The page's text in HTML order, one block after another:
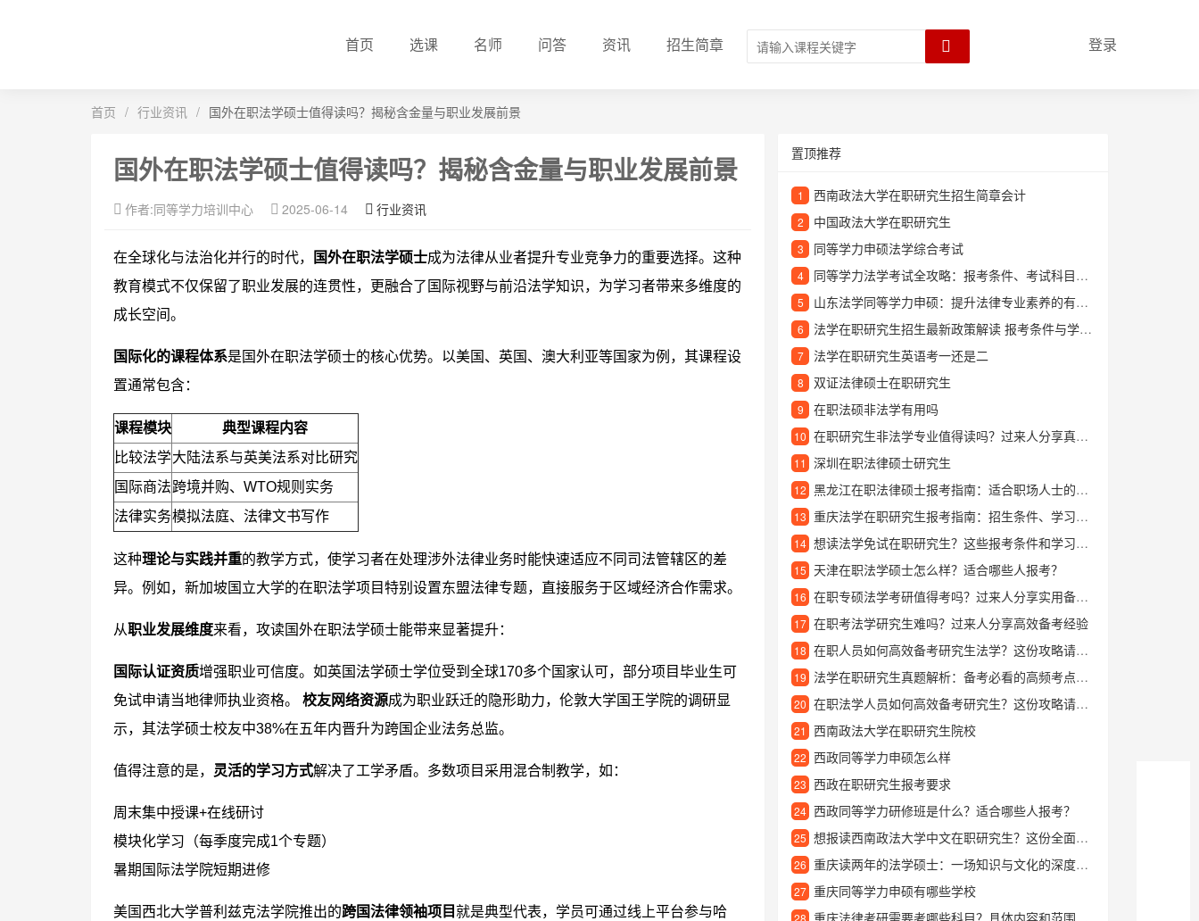
首页 选课 名师 问答 资讯 招生简章 登录
首页 / 行业资讯 / 国外在职法学硕士值得读吗？揭秘含金量与职业发展前景
国外在职法学硕士值得读吗？揭秘含金量与职业发展前景
作者:同等学力培训中心 2025-06-14 行业资讯
在全球化与法治化并行的时代， 国外在职法学硕士成为法律从业者提升专业竞争力的重要选择。这种
教育模式不仅保留了职业发展的连贯性，更融合了国际视野与前沿法学知识，为学习者带来多维度的
成长空间。
国际化的课程体系是国外在职法学硕士的核心优势。以美国、英国、澳大利亚等国家为例，其课程设
置通常包含：
课程模块
典型课程内容
比较法学大陆法系与英美法系对比研究
国际商法跨境并购、WTO规则实务
法律实务模拟法庭、法律文书写作
这种理论与实践并重的教学方式，使学习者在处理涉外法律业务时能快速适应不同司法管辖区的差
异。例如，新加坡国立大学的在职法学项目特别设置东盟法律专题，直接服务于区域经济合作需求。
从职业发展维度来看，攻读国外在职法学硕士能带来显著提升：
国际认证资质增强职业可信度。如英国法学硕士学位受到全球170多个国家认可，部分项目毕业生可
免试申请当地律师执业资格。 校友网络资源成为职业跃迁的隐形助力，伦敦大学国王学院的调研显
示，其法学硕士校友中38%在五年内晋升为跨国企业法务总监。
值得注意的是， 灵活的学习方式解决了工学矛盾。多数项目采用混合制教学，如：
周末集中授课+在线研讨
模块化学习（每季度完成1个专题）
暑期国际法学院短期进修
美国西北大学普利兹克法学院推出的跨国法律领袖项目就是典型代表，学员可通过线上平台参与哈
置顶推荐
1 西南政法大学在职研究生招生简章会计
2 中国政法大学在职研究生
3 同等学力申硕法学综合考试
4 同等学力法学考试全攻略：报考条件、考试科目及备考技巧
5 山东法学同等学力申硕：提升法律专业素养的有效途径
6 法学在职研究生招生最新政策解读 报考条件与学习方式详解
7 法学在职研究生英语考一还是二
8 双证法律硕士在职研究生
9 在职法硕非法学有用吗
10 在职研究生非法学专业值得读吗？过来人分享真实就读体验
11 深圳在职法律硕士研究生
12 黑龙江在职法律硕士报考指南：适合职场人士的进修选择
13 重庆法学在职研究生报考指南：招生条件、学习方式和就业前景解析
14 想读法学免试在职研究生？这些报考条件和学习优势你得知道
15 天津在职法学硕士怎么样？适合哪些人报考？
16 在职专硕法学考研值得考吗？过来人分享实用备考经验
17 在职考法学研究生难吗？过来人分享高效备考经验
18 在职人员如何高效备考研究生法学？这份攻略请收好
19 法学在职研究生真题解析：备考必看的高频考点与答题技巧
20 在职法学人员如何高效备考研究生？这份攻略请收好
21 西南政法大学在职研究生院校
22 西政同等学力申硕怎么样
23 西政在职研究生报考要求
24 西政同等学力研修班是什么？适合哪些人报考？
25 想报读西南政法大学中文在职研究生？这份全面指南告诉你如何申请和就读
26 重庆读两年的法学硕士：一场知识与文化的深度之旅
27 重庆同等学力申硕有哪些学校
28 重庆法律考研需要考哪些科目？具体内容和范围详解